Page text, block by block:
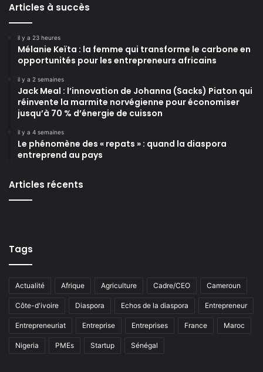
Articles à succès
il y a 23 heures
Mélanie Keïta : la femme qui transforme le carbone en
opportunités pour les entrepreneurs africains
il y a 2 semaines
Jack Meal : l’innovation de Johanna (Sacks) Piaton qui
réinvente la marmite norvégienne pour économiser
jusqu’à 70 % d’énergie de cuisson
il y a 4 semaines
Le phénomène des « repats » : quand la diaspora
entreprend au pays
Articles récents
Tags
Actualité Afrique Agriculture Cadre/CEO Cameroun
Côte-d'ivoire Diaspora Echos de la diaspora Entrepreneur
Entrepreneuriat Entreprise Entreprises France Maroc
Nigeria PMEs Startup Sénégal